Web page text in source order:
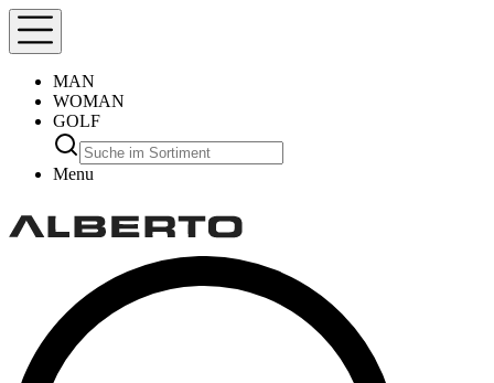
MAN
WOMAN
GOLF
Menu